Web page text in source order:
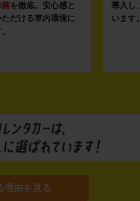
菌を徹底。安心感と
だける車内環境に
導入し
います
理由を見る